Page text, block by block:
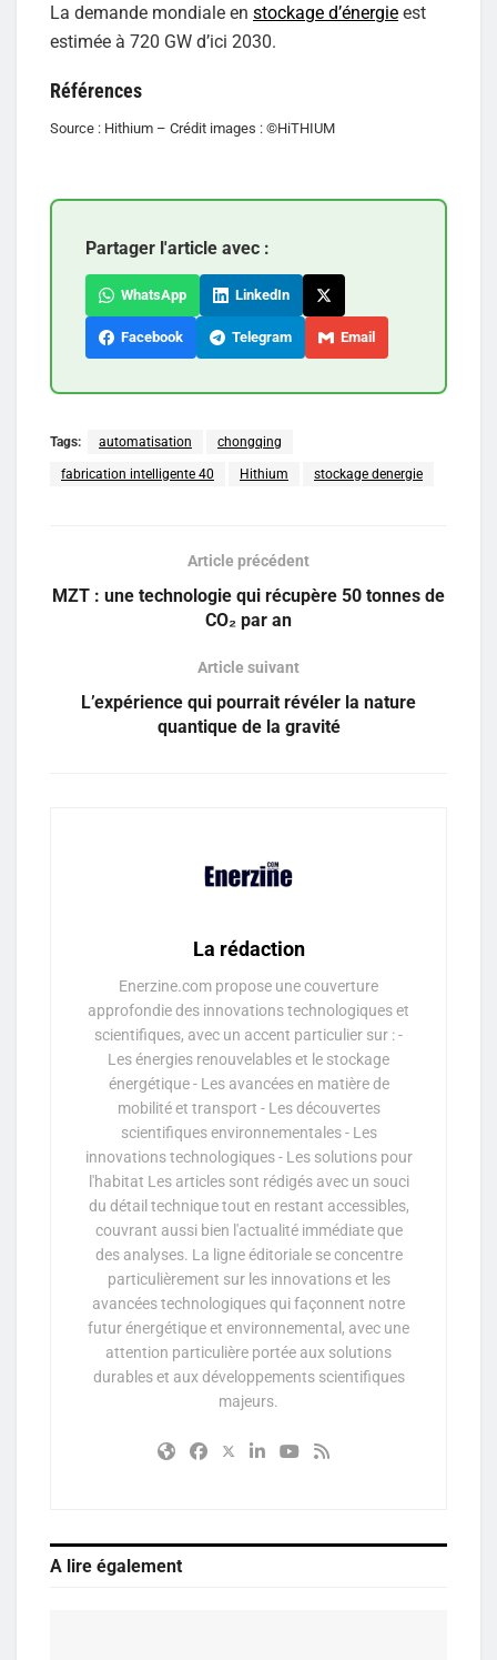
La demande mondiale en stockage d’énergie est
estimée à 720 GW d’ici 2030.
Références
Source : Hithium – Crédit images : ©HiTHIUM
Partager l'article avec :
WhatsApp LinkedIn
Facebook Telegram Email
Tags: automatisation chongqing
fabrication intelligente 40 Hithium stockage denergie
Article précédent
MZT : une technologie qui récupère 50 tonnes de
CO₂ par an
Article suivant
L’expérience qui pourrait révéler la nature
quantique de la gravité
La rédaction
Enerzine.com propose une couverture
approfondie des innovations technologiques et
scientifiques, avec un accent particulier sur : -
Les énergies renouvelables et le stockage
énergétique - Les avancées en matière de
mobilité et transport - Les découvertes
scientifiques environnementales - Les
innovations technologiques - Les solutions pour
l'habitat Les articles sont rédigés avec un souci
du détail technique tout en restant accessibles,
couvrant aussi bien l'actualité immédiate que
des analyses. La ligne éditoriale se concentre
particulièrement sur les innovations et les
avancées technologiques qui façonnent notre
futur énergétique et environnemental, avec une
attention particulière portée aux solutions
durables et aux développements scientifiques
majeurs.
A lire également